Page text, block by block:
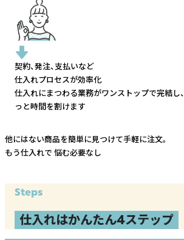
契約、発注、支払いなど
仕入れプロセスが効率化
仕入れにまつわる業務がワンストップで完結し、
っと時間を割けます
他にはない商品を簡単に見つけて手軽に注文。
もう仕入れで 悩む必要なし
Steps
仕入れはかんたん4ステップ